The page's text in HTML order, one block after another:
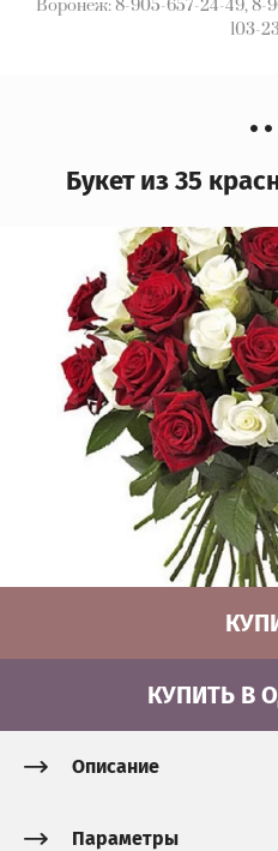
Воронеж: 8-905-657-24-49, 8-
103-
Букет из 35
КУПИТЬ В
Описание
Параметры